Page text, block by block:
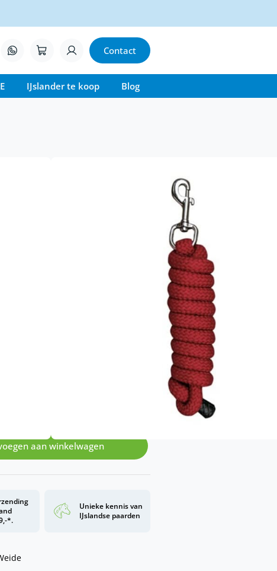
Contact
IJslander te koop Blog
Mounty
stevig gevlochten
gemaakt van materiaal dat ze
Het halstertouw heeft een
Lengte: 200 cm. Goed te
aan winkelwagen
*.
Unieke kennis van
IJslandse paarden